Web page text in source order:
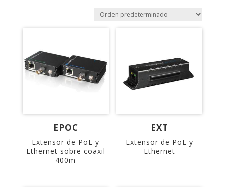
EPOC
Extensor de PoE y
Ethernet sobre coaxil
400m
EXT
Extensor de PoE y
Ethernet